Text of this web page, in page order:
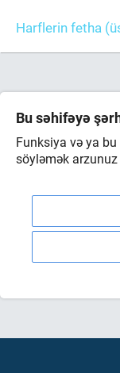
Harflerin fetha
Bu səhifəyə
Funksiya və ya
söyləmək